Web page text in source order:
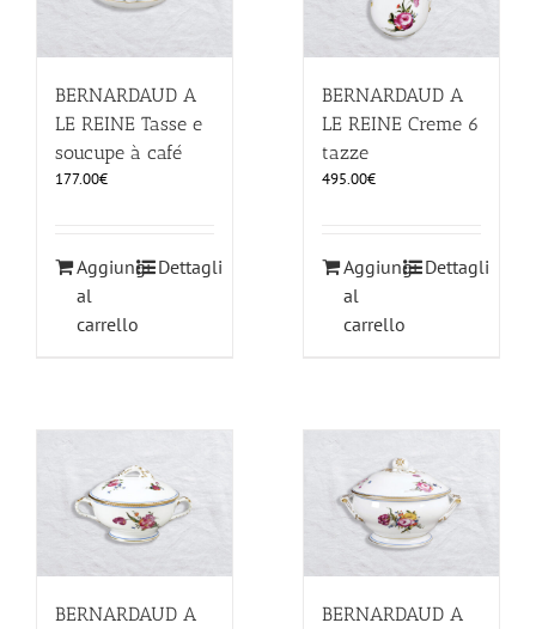
BERNARDAUD A
LE REINE Tasse e
soucupe à café
177.00€
Aggiungi
al
carrello
Dettagli
BERNARDAUD A
LE REINE Creme 6
tazze
495.00€
Aggiungi
al
carrello
Dettagli
BERNARDAUD A
BERNARDAUD A